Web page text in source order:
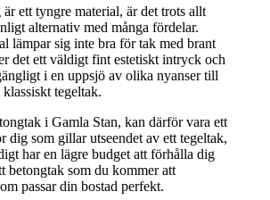
är ett tyngre material, är det trots allt
alternativ med många fördelar.
lämpar sig inte bra för tak med brant
det ett väldigt fint estetiskt intryck och
i en uppsjö av olika nyanser till
tegeltak.
i Gamla Stan, kan därför vara ett
dig som gillar utseendet av ett tegeltak,
har en lägre budget att förhålla dig
betongtak som du kommer att
passar din bostad perfekt.